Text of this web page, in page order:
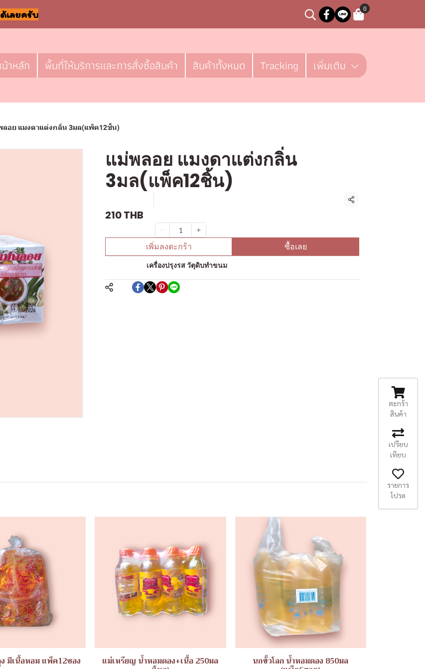
เลยครับ
0
าหลัก พื้นที่ให้บริการและการสั่งซื้อสินค้า สินค้าทั้งหมด Tracking เพิ่มเติม
ลอย แมงดาแต่งกลิ่น 3มล(แพ็ค12ชิ้น)
แม่พลอย แมงดาแต่งกลิ่น
3มล(แพ็ค12ชิ้น)
แชร์
210 THB
เพิ่มลงตะกร้า ซื้อเลย
เครื่องปรุงรส วัตุดิบทำขนม
มีเนื้อหอม แพ็ค12ซอง แม่เหรียญ น้ำหอมดอง+เนื้อ 250มล นกขั้วโลก น้ำหอมดอง 850มล
ตะกร้า
สินค้า
เปรียบ
เทียบ
รายการ
โปรด